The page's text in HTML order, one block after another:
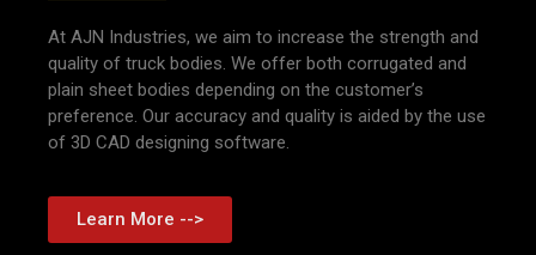
At AJN Industries, we aim to increase the strength and
quality of truck bodies. We offer both corrugated and
plain sheet bodies depending on the customer’s
preference. Our accuracy and quality is aided by the use
of 3D CAD designing software.
Learn More -->